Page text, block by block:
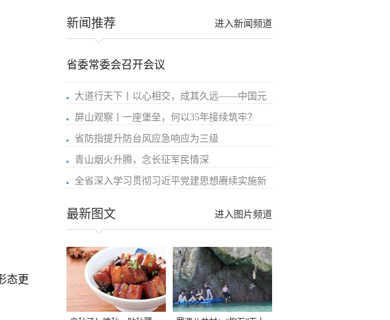
态更
进入新闻频道
新闻推荐
省委常委会召开会议
大道行天下丨以心相交，成其久远——中国元
屏山观察丨一座堡垒，何以35年接续筑牢？
省防指提升防台风应急响应为三级
青山烟火升腾，念长征军民情深
全省深入学习贯彻习近平党建思想赓续实施新
进入图片频道
最新图文